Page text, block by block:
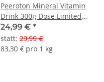
Peeroton Mineral Vitamin
Drink 300g Dose Limited
Editions
24,99 € *
statt: 29,99 €
83,30 € pro 1 kg